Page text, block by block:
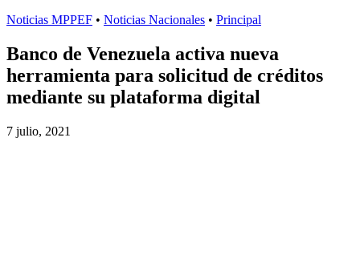
Noticias MPPEF • Noticias Nacionales • Principal
Banco de Venezuela activa nueva
herramienta para solicitud de créditos
mediante su plataforma digital
7 julio, 2021